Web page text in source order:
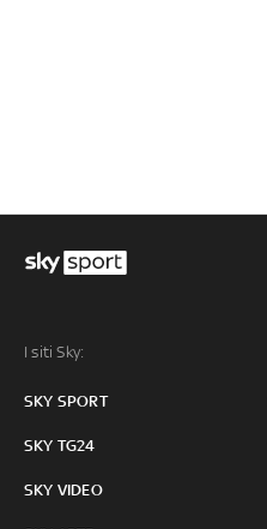
I siti Sky:
SKY SPORT
SKY TG24
SKY VIDEO